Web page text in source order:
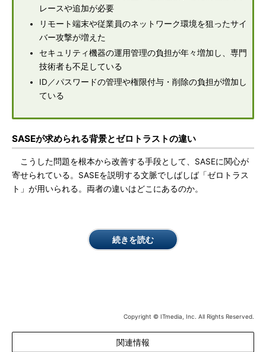
レースや追加が必要
リモート端末や従業員のネットワーク環境を狙ったサイ
バー攻撃が増えた
セキュリティ機器の運用管理の負担が年々増加し、専門
技術者も不足している
ID／パスワードの管理や権限付与・削除の負担が増加し
ている
SASEが求められる背景とゼロトラストの違い
こうした問題を根本から改善する手段として、SASEに関心が
寄せられている。SASEを説明する文脈でしばしば「ゼロトラス
ト」が用いられる。両者の違いはどこにあるのか。
続きを読む
Copyright © ITmedia, Inc. All Rights Reserved.
関連情報